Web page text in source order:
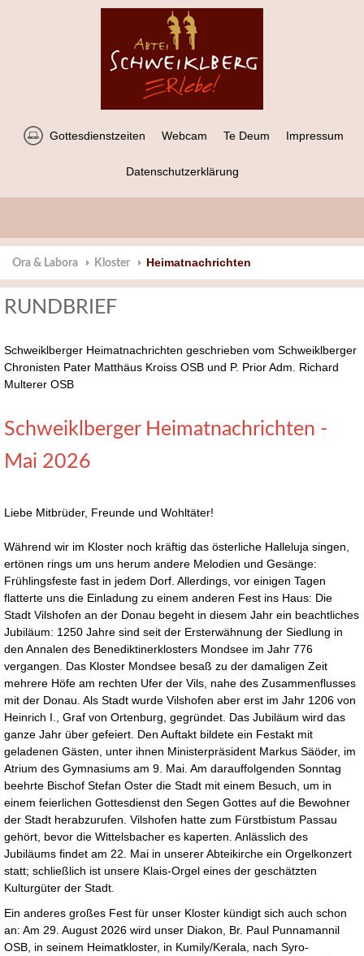
Gottesdienstzeiten Webcam Te Deum Impressum
Datenschutzerklärung
Ora & Labora Kloster Heimatnachrichten
RUNDBRIEF
Schweiklberger Heimatnachrichten geschrieben vom Schweiklberger
Chronisten Pater Matthäus Kroiss OSB und P. Prior Adm. Richard
Multerer OSB
Schweiklberger Heimatnachrichten -
Mai 2026
Liebe Mitbrüder, Freunde und Wohltäter!
Während wir im Kloster noch kräftig das österliche Halleluja singen,
ertönen rings um uns herum andere Melodien und Gesänge:
Frühlingsfeste fast in jedem Dorf. Allerdings, vor einigen Tagen
flatterte uns die Einladung zu einem anderen Fest ins Haus: Die
Stadt Vilshofen an der Donau begeht in diesem Jahr ein beachtliches
Jubiläum: 1250 Jahre sind seit der Ersterwähnung der Siedlung in
den Annalen des Benediktinerklosters Mondsee im Jahr 776
vergangen. Das Kloster Mondsee besaß zu der damaligen Zeit
mehrere Höfe am rechten Ufer der Vils, nahe des Zusammenflusses
mit der Donau. Als Stadt wurde Vilshofen aber erst im Jahr 1206 von
Heinrich I., Graf von Ortenburg, gegründet. Das Jubiläum wird das
ganze Jahr über gefeiert. Den Auftakt bildete ein Festakt mit
geladenen Gästen, unter ihnen Ministerpräsident Markus Säöder, im
Atrium des Gymnasiums am 9. Mai. Am darauffolgenden Sonntag
beehrte Bischof Stefan Oster die Stadt mit einem Besuch, um in
einem feierlichen Gottesdienst den Segen Gottes auf die Bewohner
der Stadt herabzurufen. Vilshofen hatte zum Fürstbistum Passau
gehört, bevor die Wittelsbacher es kaperten. Anlässlich des
Jubiläums findet am 22. Mai in unserer Abteikirche ein Orgelkonzert
statt; schließlich ist unsere Klais-Orgel eines der geschätzten
Kulturgüter der Stadt.
Ein anderes großes Fest für unser Kloster kündigt sich auch schon
an: Am 29. August 2026 wird unser Diakon, Br. Paul Punnamannil
OSB, in seinem Heimatkloster, in Kumily/Kerala, nach Syro-